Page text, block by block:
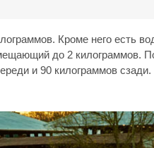
Кроме него есть
до 2 килограммов.
и 90 килограммов сзади.